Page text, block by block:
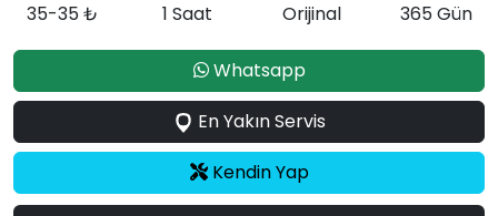
35-35 ₺ 1 Saat Orijinal 365 Gün
Whatsapp
En Yakın Servis
Kendin Yap